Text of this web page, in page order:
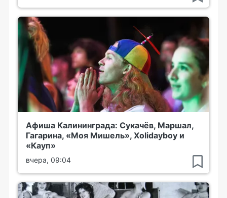
Афиша Калининграда: Сукачёв, Маршал,
Гагарина, «Моя Мишель», Xolidayboy и
«Кауп»
вчера, 09:04